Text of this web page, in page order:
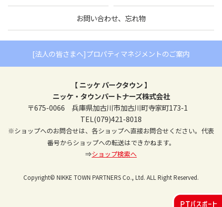
お問い合わせ、忘れ物
[法人の皆さまへ]プロパティマネジメントのご案内
【 ニッケ パークタウン 】
ニッケ・タウンパートナーズ株式会社
〒675-0066 兵庫県加古川市加古川町寺家町173-1
TEL(079)421-8018
※ショップへのお問合せは、各ショップへ直接お問合せください。代表
番号からショップへの転送はできかねます。
⇒ショップ検索へ
Copyright© NIKKE TOWN PARTNERS Co., Ltd. ALL Right Reserved.